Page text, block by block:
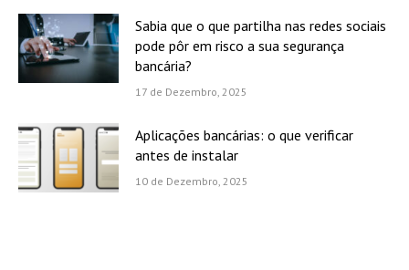
Sabia que o que partilha nas redes sociais
pode pôr em risco a sua segurança
bancária?
17 de Dezembro, 2025
Aplicações bancárias: o que verificar
antes de instalar
10 de Dezembro, 2025